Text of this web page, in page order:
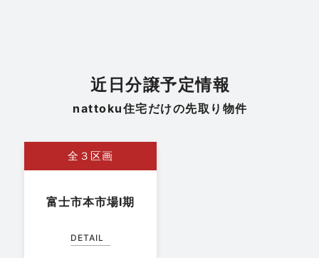
近日分譲予定情報
nattoku住宅だけの先取り物件
富士市本市場Ⅰ期
全３区画
DETAIL